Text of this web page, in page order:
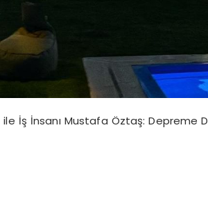
İş İnsanı Mustafa Öztaş: Depreme